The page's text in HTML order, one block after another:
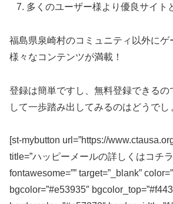
多くのユーザー様より優良サイト
福島県泉崎村のコミュニティ以外にゲ
様々なコンテンツが満載！
登録は簡単ですし、無料登録できるの
して一歩踏み出してみるのはどうでし
[st-mybutton url=”https://
title=”ハッピーメールの詳しくはコチラ
fontawesome=”” target=”_blank”
bgcolor=”#e53935″